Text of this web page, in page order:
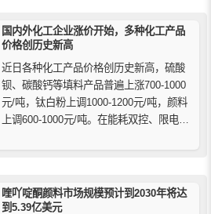
国内外化工企业涨价开始，多种化工产品
价格创历史新高
近日各种化工产品价格创历史新高，硫酸
钡、碳酸钙等填料产品普遍上涨700-1000
元/吨，钛白粉上调1000-1200元/吨，颜料
上调600-1000元/吨。在能耗双控、限电等
衡，各类化工原料价格上涨。
喹吖啶酮颜料市场规模预计到2030年将达
到5.39亿美元